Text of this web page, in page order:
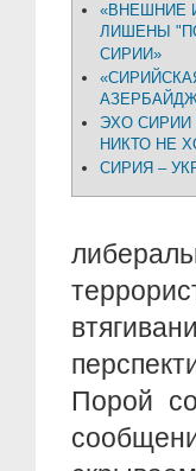
«ВНЕШНИЕ
ЛИШЕНЫ
СИРИИ»
ЭХО СИРИИ
НИКТО НЕ
СИРИЯ –
Порой